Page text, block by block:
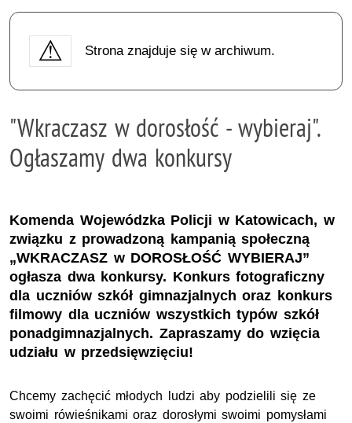
Strona znajduje się w archiwum.
"Wkraczasz w dorosłość - wybieraj".
Ogłaszamy dwa konkursy
Komenda Wojewódzka Policji w Katowicach, w
związku z prowadzoną kampanią społeczną
„WKRACZASZ w DOROSŁOŚĆ WYBIERAJ”
ogłasza dwa konkursy. Konkurs fotograficzny
dla uczniów szkół gimnazjalnych oraz konkurs
filmowy dla uczniów wszystkich typów szkół
ponadgimnazjalnych. Zapraszamy do wzięcia
udziału w przedsięwzięciu!
Chcemy zachęcić młodych ludzi aby podzielili się ze
swoimi rówieśnikami oraz dorosłymi swoimi pomysłami